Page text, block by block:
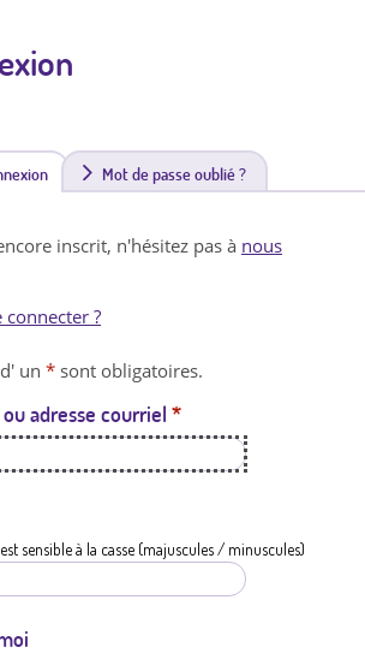
(
n
t
a
t
i
Mot de passe oublié ?
inscrit, n'hésitez pas à nous
connecter ?
un * sont obligatoires.
adresse courriel *
sensible à la casse (majuscules / minuscules)